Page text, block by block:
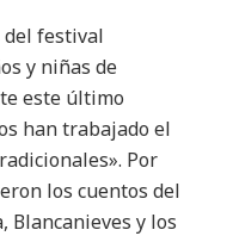
del festival
y niñas de
este último
han trabajado el
Por
los cuentos del
Blancanieves y los